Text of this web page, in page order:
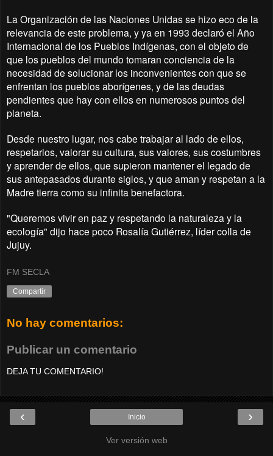
La Organización de las Naciones Unidas se hizo eco de la
relevancia de este problema, y ya en 1993 declaró el Año
Internacional de los Pueblos Indígenas, con el objeto de
que los pueblos del mundo tomaran conciencia de la
necesidad de solucionar los inconvenientes con que se
enfrentan los pueblos aborígenes, y de las deudas
pendientes que hay con ellos en numerosos puntos del
planeta.
Desde nuestro lugar, nos cabe trabajar al lado de ellos,
respetarlos, valorar su cultura, sus valores, sus costumbres
y aprender de ellos, que supieron mantener el legado de
sus antepasados durante siglos, y que aman y respetan a la
Madre tierra como su infinita benefactora.
"Queremos vivir en paz y respetando la naturaleza y la
ecología" dijo hace poco Rosalía Gutiérrez, líder colla de
Jujuy.
FM SECLA
Compartir
No hay comentarios:
Publicar un comentario
DEJA TU COMENTARIO!
‹ ›
Inicio
Ver versión web